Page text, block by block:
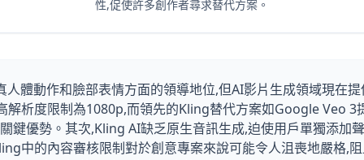
性,促使許多創作者尋求替代方案。
體動作和臉部表情方面的領導地位,但AI影片生成領域現在
解析度限制為1080p,而領先的Kling替代方案如Google Veo
鍵優勢。其次,Kling AI缺乏原生音訊生成,迫使用戶單獨添加
中的內容審核限制對於創意專案來說可能令人沮喪地嚴格,